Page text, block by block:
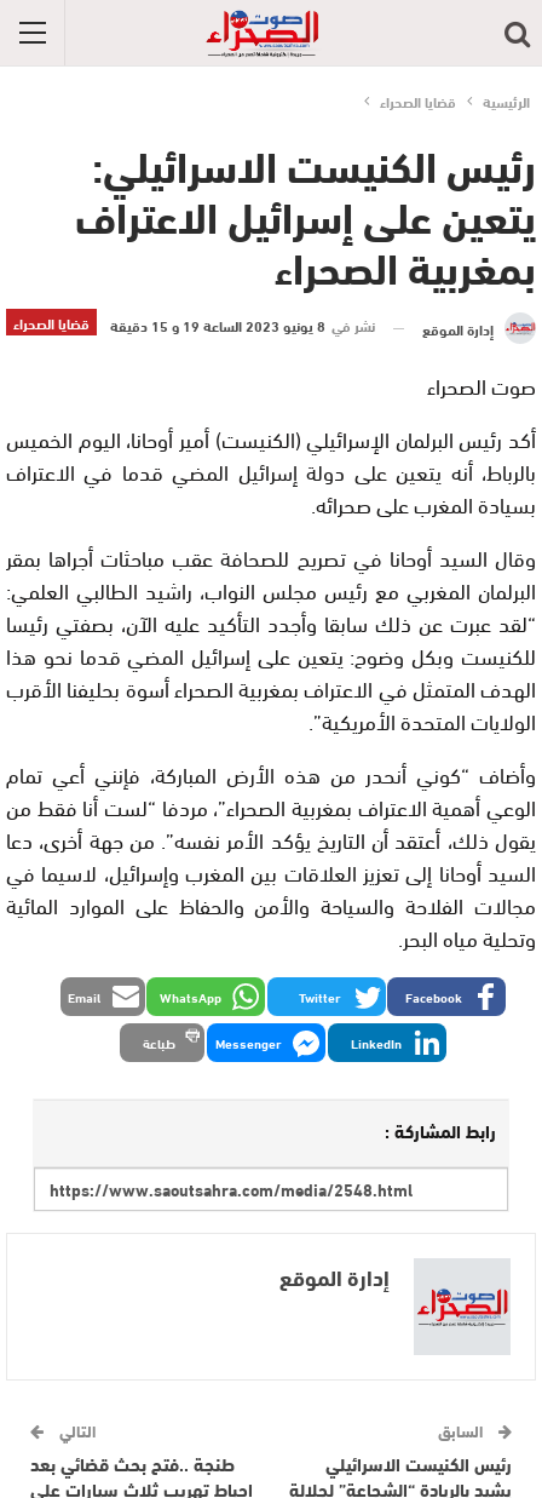
الرئيسية قضايا الصحراء
رئيس الكنيست الاسرائيلي:
يتعين على إسرائيل الاعتراف
بمغربية الصحراء
قضايا الصحراء إدارة الموقع نشر في 8 يونيو 2023 الساعة 19 و 15 دقيقة
صوت الصحراء
أكد رئيس البرلمان الإسرائيلي (الكنيست) أمير أوحانا، اليوم الخميس
بالرباط، أنه يتعين على دولة إسرائيل المضي قدما في الاعتراف
بسيادة المغرب على صحرائه.
وقال السيد أوحانا في تصريح للصحافة عقب مباحثات أجراها بمقر
البرلمان المغربي مع رئيس مجلس النواب، راشيد الطالبي العلمي:
“لقد عبرت عن ذلك سابقا وأجدد التأكيد عليه الآن، بصفتي رئيسا
للكنيست وبكل وضوح: يتعين على إسرائيل المضي قدما نحو هذا
الهدف المتمثل في الاعتراف بمغربية الصحراء أسوة بحليفنا الأقرب
الولايات المتحدة الأمريكية”.
وأضاف “كوني أنحدر من هذه الأرض المباركة، فإنني أعي تمام
الوعي أهمية الاعتراف بمغربية الصحراء”، مردفا “لست أنا فقط من
يقول ذلك، أعتقد أن التاريخ يؤكد الأمر نفسه”. من جهة أخرى، دعا
السيد أوحانا إلى تعزيز العلاقات بين المغرب وإسرائيل، لاسيما في
مجالات الفلاحة والسياحة والأمن والحفاظ على الموارد المائية
وتحلية مياه البحر.
Facebook
Twitter
WhatsApp
Email
LinkedIn
Messenger طباعة
رابط المشاركة :
إدارة الموقع
السابق
رئيس الكنيست الاسرائيلي
يشيد بالريادة “الشجاعة” لجلالة
التالي
طنجة ..فتح بحث قضائي بعد
احباط تهريب ثلاث سيارات على